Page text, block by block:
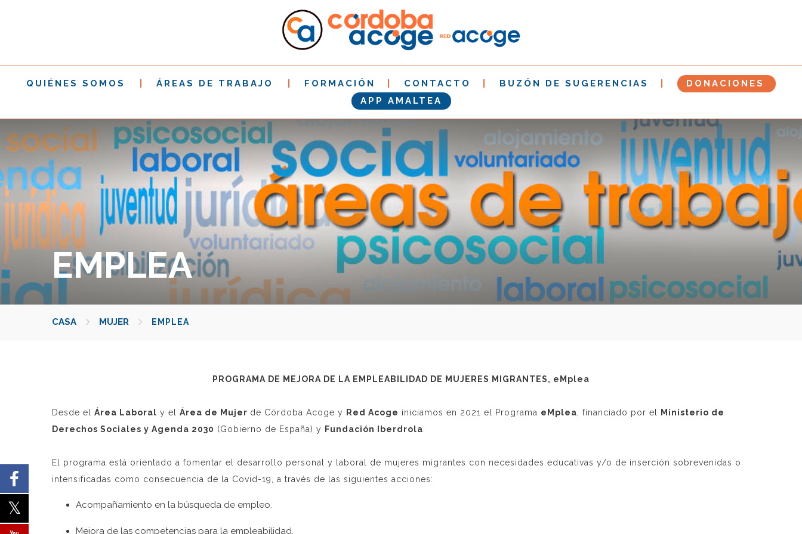
QUIÉNES SOMOS ÁREAS DE TRABAJO FORMACIÓN CONTACTO BUZÓN DE SUGERENCIAS
DONACIONES
APP AMALTEA
EMPLEA
CASA MUJER EMPLEA
PROGRAMA DE MEJORA DE LA EMPLEABILIDAD DE MUJERES MIGRANTES, eMplea
Desde el Área Laboral y el Área de Mujer de Córdoba Acoge y Red Acoge iniciamos en 2021 el Programa eMplea , financiado por el
Ministerio de
Derechos Sociales y Agenda 2030 (Gobierno de España) y Fundación Iberdrola
El programa está orientado a fomentar el desarrollo personal y laboral de mujeres migrantes con necesidades educativas y/o de inserción sobrevenidas o
intensificadas como consecuencia de la Covid-19, a través de las siguientes acciones:
Acompañamiento en la búsqueda de empleo.
Mejora de las competencias para la empleabilidad.